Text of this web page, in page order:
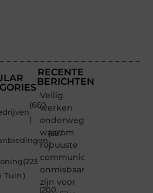
(660
)
(357
)
Tuin
(223
)
(200
RECENTE
BERICHTEN
Veilig
werken
onderweg:
waarom
robuuste
communicatiemiddelen
onmisbaar
zijn voor